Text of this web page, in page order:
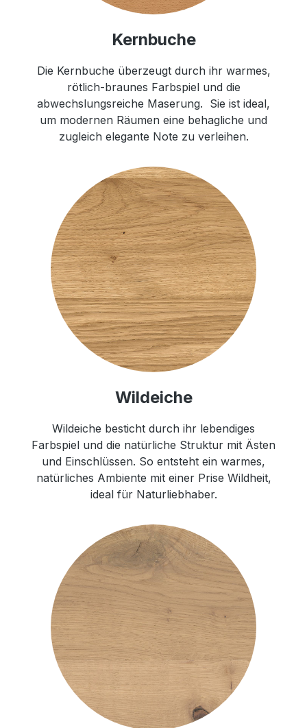
Kernbuche
Die Kernbuche überzeugt durch ihr warmes,
rötlich-braunes Farbspiel und die
abwechslungsreiche Maserung. Sie ist ideal,
um modernen Räumen eine behagliche und
zugleich elegante Note zu verleihen.
Wildeiche
Wildeiche besticht durch ihr lebendiges
Farbspiel und die natürliche Struktur mit Ästen
und Einschlüssen. So entsteht ein warmes,
natürliches Ambiente mit einer Prise Wildheit,
ideal für Naturliebhaber.